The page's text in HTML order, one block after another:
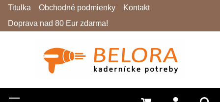
Titulka Obchodné podmienky
Kontakt
Doprava nad 80 Eur zdarma!